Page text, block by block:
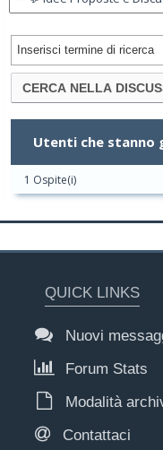
Utenti che stanno
1 Ospite(i)
QUICK LINKS
Nuovi
Forum Stats
Modalità
Contattaci